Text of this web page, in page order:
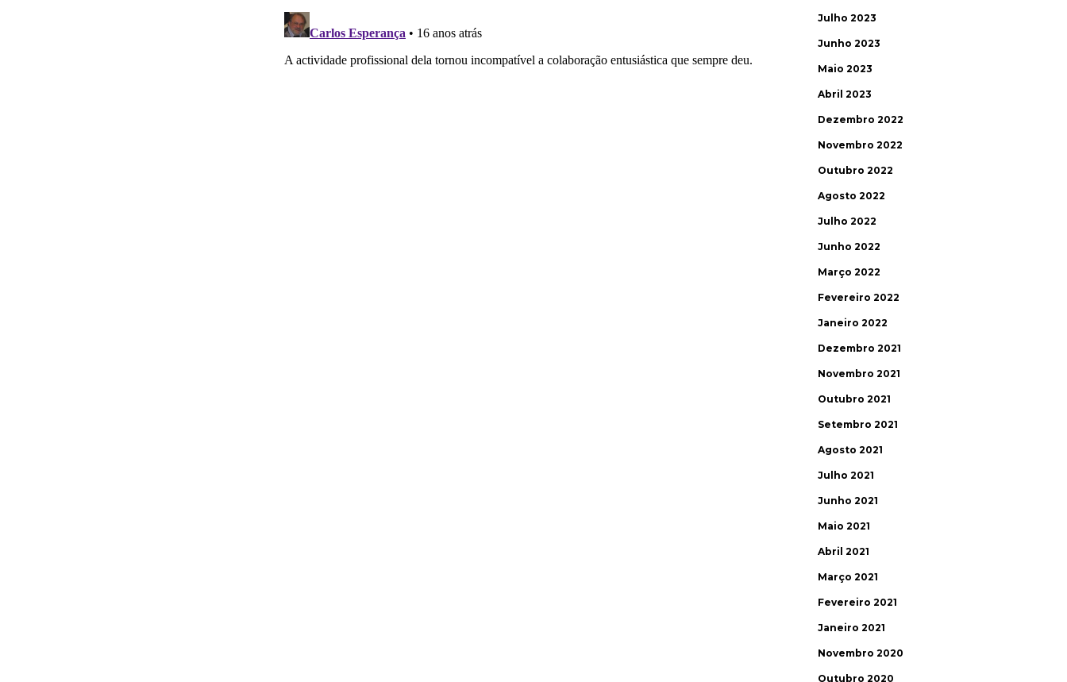
Julho 2023
Junho 2023
Maio 2023
Abril 2023
Dezembro 2022
Novembro 2022
Outubro 2022
Agosto 2022
Julho 2022
Junho 2022
Março 2022
Fevereiro 2022
Janeiro 2022
Dezembro 2021
Novembro 2021
Outubro 2021
Setembro 2021
Agosto 2021
Julho 2021
Junho 2021
Maio 2021
Abril 2021
Março 2021
Fevereiro 2021
Janeiro 2021
Novembro 2020
Outubro 2020